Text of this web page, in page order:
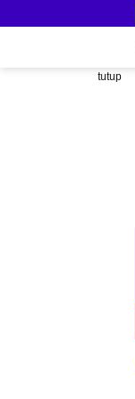
ke
tutup